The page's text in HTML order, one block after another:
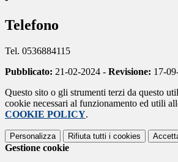
Telefono
Tel. 0536884115
Pubblicato: 21-02-2024 - Revisione: 17-
Questo sito o gli strumenti terzi da questo
cookie necessari al funzionamento ed utili
COOKIE POLICY.
Personalizza Rifiuta tutti i cookies
Gestione cookie